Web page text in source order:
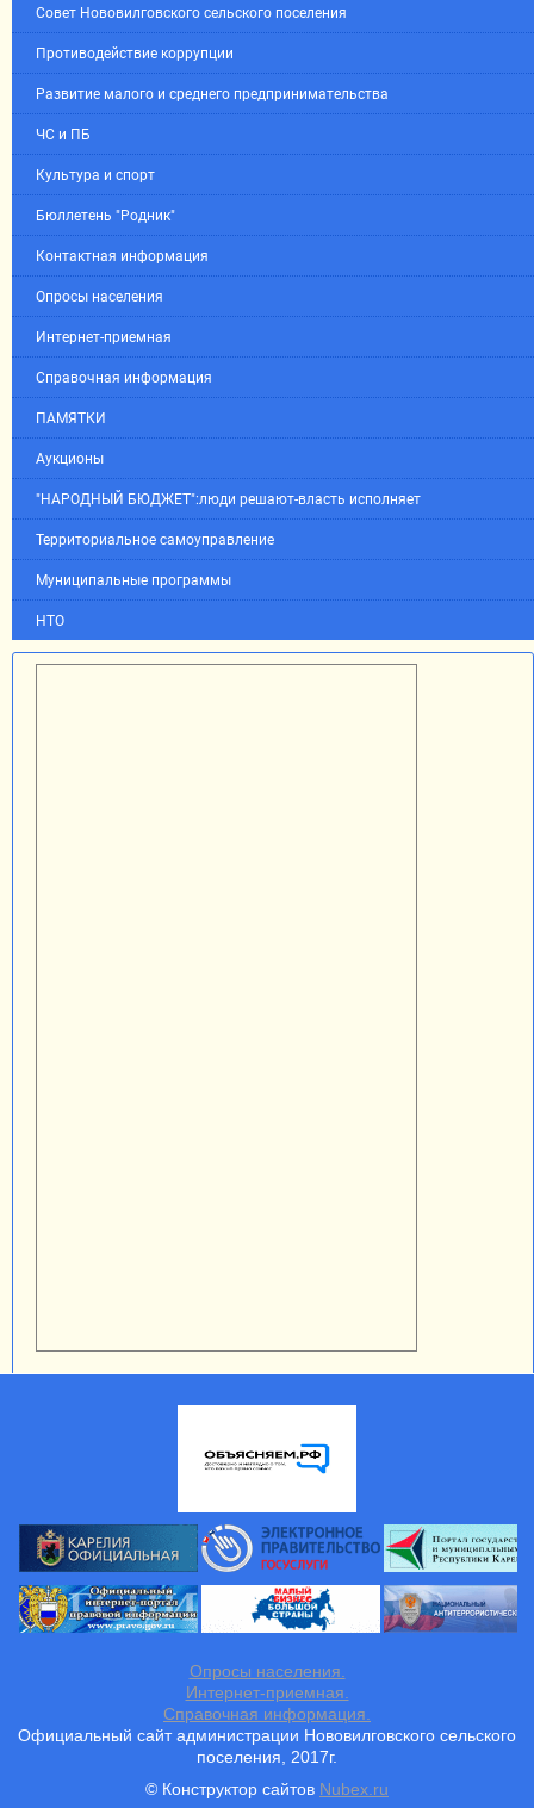
Совет Нововилговского сельского поселения
Противодействие коррупции
Развитие малого и среднего предпринимательства
ЧС и ПБ
Культура и спорт
Бюллетень "Родник"
Контактная информация
Опросы населения
Интернет-приемная
Справочная информация
ПАМЯТКИ
Аукционы
"НАРОДНЫЙ БЮДЖЕТ":люди решают-власть исполняет
Территориальное самоуправление
Муниципальные программы
НТО
Опросы населения.
Интернет-приемная.
Справочная информация.
Официальный сайт администрации Нововилговского сельского
поселения, 2017г.
© Конструктор сайтов Nubex.ru